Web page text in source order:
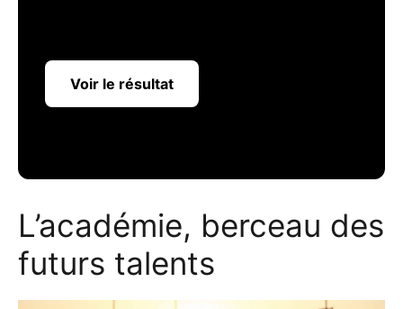
Voir le résultat
L’académie, berceau des
futurs talents